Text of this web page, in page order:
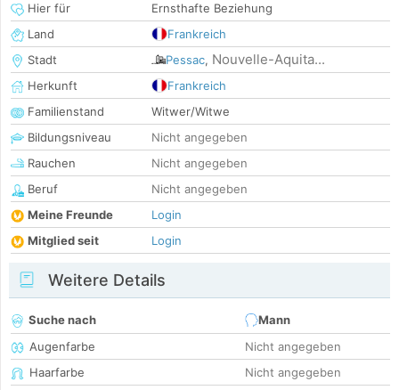
Hier für
Ernsthafte Beziehung
Land
Frankreich
Stadt
Pessac, Nouvelle-Aquita...
Herkunft
Frankreich
Familienstand
Witwer/Witwe
Bildungsniveau
Nicht angegeben
Rauchen
Nicht angegeben
Beruf
Nicht angegeben
Meine Freunde
Login
Mitglied seit
Login
Weitere Details
Suche nach
Mann
Augenfarbe
Nicht angegeben
Haarfarbe
Nicht angegeben